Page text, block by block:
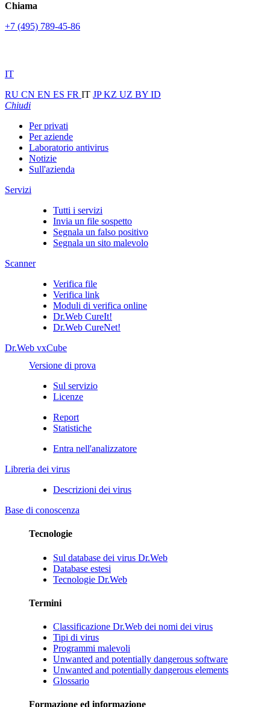
Chiama
+7 (495) 789-45-86
IT
RU CN EN ES FR IT JPKZ UZ BY ID
Chiudi
Per privati
Per aziende
Laboratorio antivirus
Notizie
Sull'azienda
Servizi
Tutti i servizi
Invia un file sospetto
Segnala un falso positivo
Segnala un sito malevolo
Scanner
Verifica file
Verifica link
Moduli di verifica online
Dr.Web CureIt!
Dr.Web CureNet!
Dr.Web vxCube
Versione di prova
Sul servizio
Licenze
Report
Statistiche
Entra nell'analizzatore
Libreria dei virus
Descrizioni dei virus
Base di conoscenza
Tecnologie
Sul database dei virus Dr.Web
Database estesi
Tecnologie Dr.Web
Termini
Classificazione Dr.Web dei nomi dei virus
Tipi di virus
Programmi malevoli
Unwanted and potentially dangerous software
Unwanted and potentially dangerous elements
Glossario
Formazione ed informazione